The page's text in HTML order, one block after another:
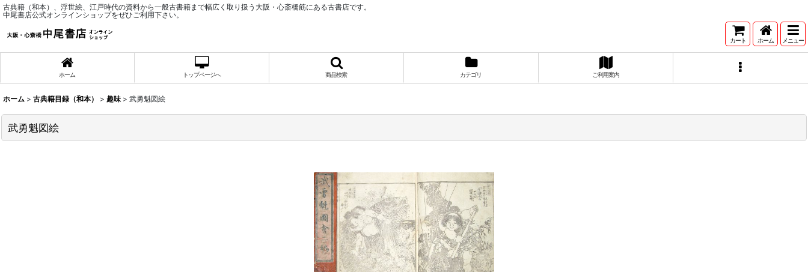
古典籍（和本）、浮世絵、江戸時代の資料から一般古書籍まで幅広く取り扱う大阪・心斎橋筋にある古書店です。
中尾書店公式オンラインショップをぜひご利用下さい。
カート ホーム メニュー
ホーム トップページへ 商品検索 カテゴリ ご利用案内
ホーム > 古典籍目録（和本） > 趣味 > 武勇魁図絵
武勇魁図絵